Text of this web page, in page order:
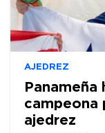
AJEDREZ
Panameña
campeona
ajedrez